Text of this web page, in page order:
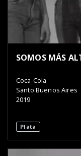
SOMOS MÁS
Coca-Cola
Santo Buenos Aires
2019
Plata